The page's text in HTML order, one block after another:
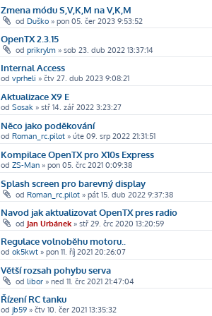
Zmena módu S,V,K,M na V,K,M
od Duško » pon 05. čer 2023 9:53:52
OpenTX 2.3.15
od prikrylm » sob 23. dub 2022 13:37:14
Internal Access
od vprheli » čtv 27. dub 2023 9:08:21
Aktualizace X9 E
od Sosak » stř 14. zář 2022 3:23:27
Něco jako poděkování
od Roman_rc.pilot » úte 09. srp 2022 21:31:51
Kompilace OpenTX pro X10s Express
od ZS-Man » pon 05. črc 2021 0:09:38
Splash screen pro barevný display
od Roman_rc.pilot » pát 15. dub 2022 9:37:38
Navod jak aktualizovat OpenTX pres radio
od Jan Urbánek » stř 29. črc 2020 13:20:59
Regulace volnoběhu motoru..
od ok5kwt » pon 11. říj 2021 20:26:07
Větší rozsah pohybu serva
od libor » ned 11. črc 2021 21:47:04
Řízení RC tanku
od jb59 » čtv 10. čer 2021 13:35:32